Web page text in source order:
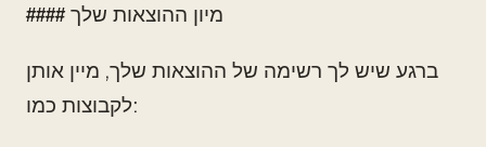
#### מיון ההוצאות שלך
ברגע שיש לך רשימה של ההוצאות שלך, מיין אותן
לקבוצות כמו: